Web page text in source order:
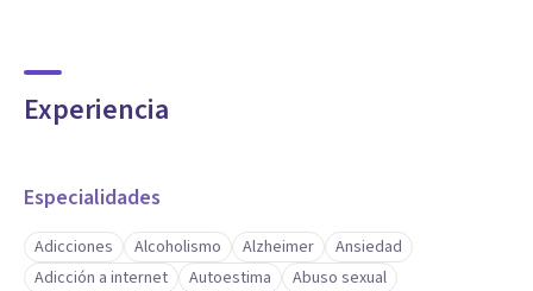
Experiencia
Especialidades
Adicciones Alcoholismo Alzheimer
Ansiedad
Adicción a internet
Autoestima
Abuso sexual